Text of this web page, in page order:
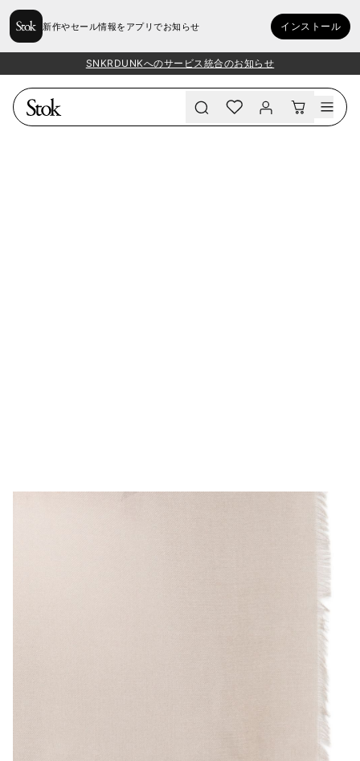
新作やセール情報をアプリでお知らせ インストール
SNKRDUNKへのサービス統合のお知らせ